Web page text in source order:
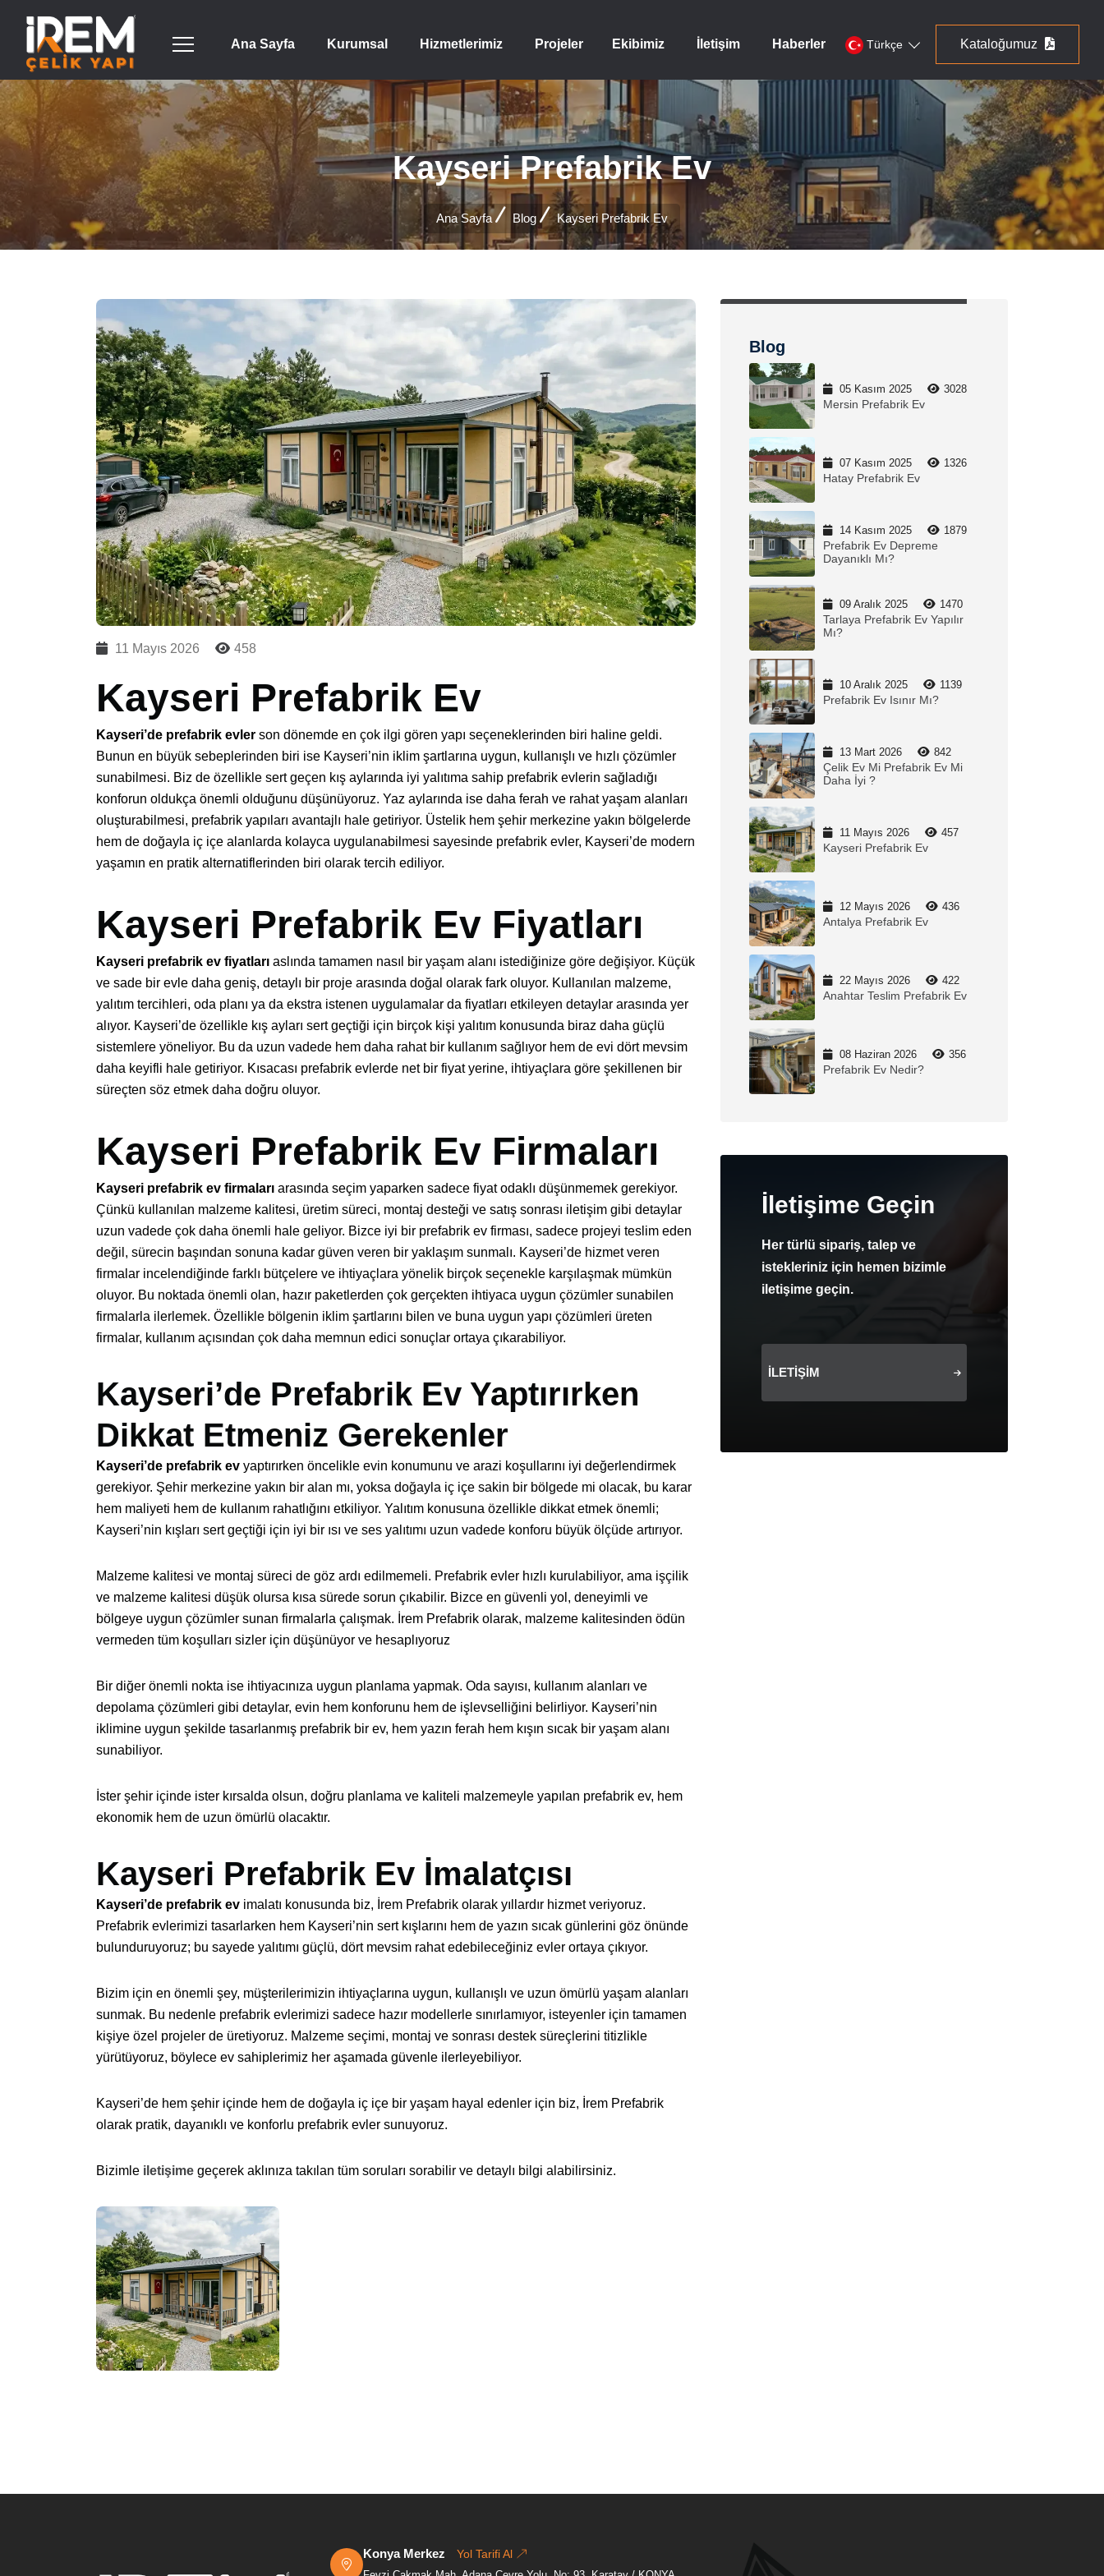
Ana Sayfa Kurumsal Hizmetlerimiz Projeler Ekibimiz İletişim Haberler Türkçe Kataloğumuz
Kayseri Prefabrik Ev
Ana Sayfa Blog Kayseri Prefabrik Ev
11 Mayıs 2026 458
Kayseri Prefabrik Ev
Kayseri’de prefabrik evler son dönemde en çok ilgi gören yapı seçeneklerinden biri haline geldi.
Bunun en büyük sebeplerinden biri ise Kayseri’nin iklim şartlarına uygun, kullanışlı ve hızlı çözümler
sunabilmesi. Biz de özellikle sert geçen kış aylarında iyi yalıtıma sahip prefabrik evlerin sağladığı
konforun oldukça önemli olduğunu düşünüyoruz. Yaz aylarında ise daha ferah ve rahat yaşam alanları
oluşturabilmesi, prefabrik yapıları avantajlı hale getiriyor. Üstelik hem şehir merkezine yakın bölgelerde
hem de doğayla iç içe alanlarda kolayca uygulanabilmesi sayesinde prefabrik evler, Kayseri’de modern
yaşamın en pratik alternatiflerinden biri olarak tercih ediliyor.
Kayseri Prefabrik Ev Fiyatları
Kayseri prefabrik ev fiyatları aslında tamamen nasıl bir yaşam alanı istediğinize göre değişiyor. Küçük
ve sade bir evle daha geniş, detaylı bir proje arasında doğal olarak fark oluyor. Kullanılan malzeme,
yalıtım tercihleri, oda planı ya da ekstra istenen uygulamalar da fiyatları etkileyen detaylar arasında yer
alıyor. Kayseri’de özellikle kış ayları sert geçtiği için birçok kişi yalıtım konusunda biraz daha güçlü
sistemlere yöneliyor. Bu da uzun vadede hem daha rahat bir kullanım sağlıyor hem de evi dört mevsim
daha keyifli hale getiriyor. Kısacası prefabrik evlerde net bir fiyat yerine, ihtiyaçlara göre şekillenen bir
süreçten söz etmek daha doğru oluyor.
Kayseri Prefabrik Ev Firmaları
Kayseri prefabrik ev firmaları arasında seçim yaparken sadece fiyat odaklı düşünmemek gerekiyor.
Çünkü kullanılan malzeme kalitesi, üretim süreci, montaj desteği ve satış sonrası iletişim gibi detaylar
uzun vadede çok daha önemli hale geliyor. Bizce iyi bir prefabrik ev firması, sadece projeyi teslim eden
değil, sürecin başından sonuna kadar güven veren bir yaklaşım sunmalı. Kayseri’de hizmet veren
firmalar incelendiğinde farklı bütçelere ve ihtiyaçlara yönelik birçok seçenekle karşılaşmak mümkün
oluyor. Bu noktada önemli olan, hazır paketlerden çok gerçekten ihtiyaca uygun çözümler sunabilen
firmalarla ilerlemek. Özellikle bölgenin iklim şartlarını bilen ve buna uygun yapı çözümleri üreten
firmalar, kullanım açısından çok daha memnun edici sonuçlar ortaya çıkarabiliyor.
Kayseri’de Prefabrik Ev Yaptırırken
Dikkat Etmeniz Gerekenler
Kayseri’de prefabrik ev yaptırırken öncelikle evin konumunu ve arazi koşullarını iyi değerlendirmek
gerekiyor. Şehir merkezine yakın bir alan mı, yoksa doğayla iç içe sakin bir bölgede mi olacak, bu karar
hem maliyeti hem de kullanım rahatlığını etkiliyor. Yalıtım konusuna özellikle dikkat etmek önemli;
Kayseri’nin kışları sert geçtiği için iyi bir ısı ve ses yalıtımı uzun vadede konforu büyük ölçüde artırıyor.
Malzeme kalitesi ve montaj süreci de göz ardı edilmemeli. Prefabrik evler hızlı kurulabiliyor, ama işçilik
ve malzeme kalitesi düşük olursa kısa sürede sorun çıkabilir. Bizce en güvenli yol, deneyimli ve
bölgeye uygun çözümler sunan firmalarla çalışmak. İrem Prefabrik olarak, malzeme kalitesinden ödün
vermeden tüm koşulları sizler için düşünüyor ve hesaplıyoruz
Bir diğer önemli nokta ise ihtiyacınıza uygun planlama yapmak. Oda sayısı, kullanım alanları ve
depolama çözümleri gibi detaylar, evin hem konforunu hem de işlevselliğini belirliyor. Kayseri’nin
iklimine uygun şekilde tasarlanmış prefabrik bir ev, hem yazın ferah hem kışın sıcak bir yaşam alanı
sunabiliyor.
İster şehir içinde ister kırsalda olsun, doğru planlama ve kaliteli malzemeyle yapılan prefabrik ev, hem
ekonomik hem de uzun ömürlü olacaktır.
Kayseri Prefabrik Ev İmalatçısı
Kayseri’de prefabrik ev imalatı konusunda biz, İrem Prefabrik olarak yıllardır hizmet veriyoruz.
Prefabrik evlerimizi tasarlarken hem Kayseri’nin sert kışlarını hem de yazın sıcak günlerini göz önünde
bulunduruyoruz; bu sayede yalıtımı güçlü, dört mevsim rahat edebileceğiniz evler ortaya çıkıyor.
Bizim için en önemli şey, müşterilerimizin ihtiyaçlarına uygun, kullanışlı ve uzun ömürlü yaşam alanları
sunmak. Bu nedenle prefabrik evlerimizi sadece hazır modellerle sınırlamıyor, isteyenler için tamamen
kişiye özel projeler de üretiyoruz. Malzeme seçimi, montaj ve sonrası destek süreçlerini titizlikle
yürütüyoruz, böylece ev sahiplerimiz her aşamada güvenle ilerleyebiliyor.
Kayseri’de hem şehir içinde hem de doğayla iç içe bir yaşam hayal edenler için biz, İrem Prefabrik
olarak pratik, dayanıklı ve konforlu prefabrik evler sunuyoruz.
Bizimle iletişime geçerek aklınıza takılan tüm soruları sorabilir ve detaylı bilgi alabilirsiniz.
Blog
05 Kasım 2025 3028
Mersin Prefabrik Ev
07 Kasım 2025 1326
Hatay Prefabrik Ev
14 Kasım 2025 1879
Prefabrik Ev Depreme
Dayanıklı Mı?
09 Aralık 2025 1470
Tarlaya Prefabrik Ev Yapılır
Mı?
10 Aralık 2025 1139
Prefabrik Ev Isınır Mı?
13 Mart 2026 842
Çelik Ev Mi Prefabrik Ev Mi
Daha İyi ?
11 Mayıs 2026 457
Kayseri Prefabrik Ev
12 Mayıs 2026 436
Antalya Prefabrik Ev
22 Mayıs 2026 422
Anahtar Teslim Prefabrik Ev
08 Haziran 2026 356
Prefabrik Ev Nedir?
İletişime Geçin
Her türlü sipariş, talep ve
istekleriniz için hemen bizimle
iletişime geçin.
İLETIŞIM
Konya Merkez Yol Tarifi Al